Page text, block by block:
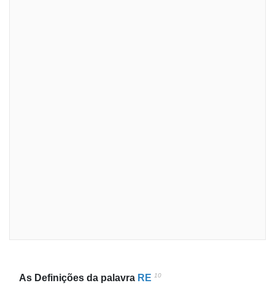
As Definições da palavra RE 10